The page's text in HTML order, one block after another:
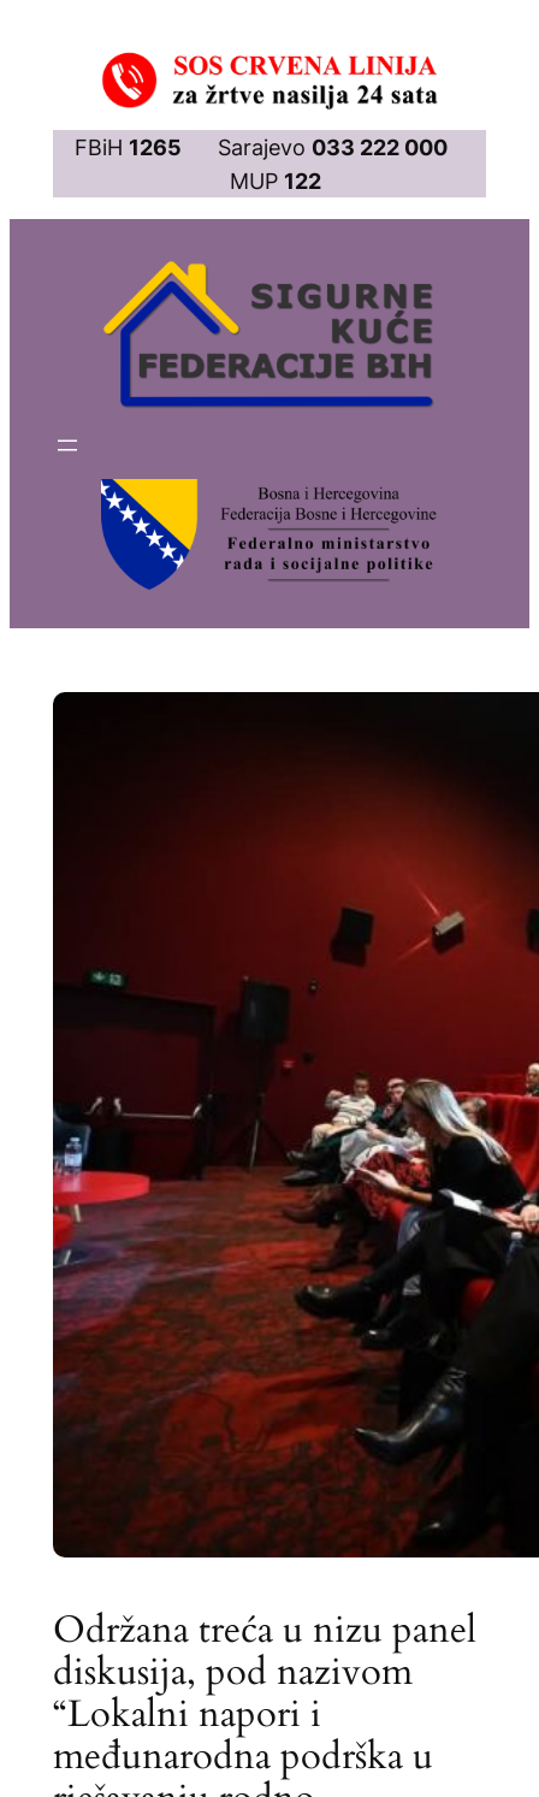
FBiH 1265 Sarajevo 033 222 000
MUP 122
Održana treća u nizu panel
diskusija, pod nazivom
“Lokalni napori i
međunarodna podrška u